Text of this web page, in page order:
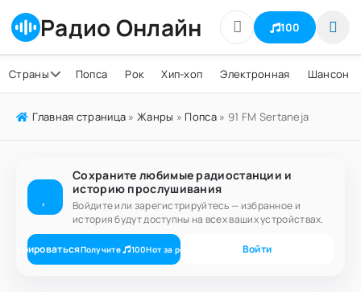
Радио Онлайн 100
Страны Попса Рок Хип-хоп Электронная Шансон
Главная страница »Жанры » Попса» 91 FM Sertaneja
Сохраните любимые радиостанции и
историю прослушивания
Войдите или зарегистрируйтесь — избранное и
история будут доступны на всех ваших устройствах.
Получите 100Нот за регистрацию Войти